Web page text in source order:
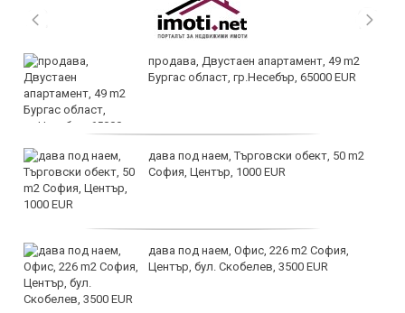
продава, Двустаен апартамент, 49 m2
Бургас област, гр.Несебър, 65000 EUR
дава под наем, Търговски обект, 50 m2
София, Център, 1000 EUR
дава под наем, Офис, 226 m2 София,
Център, бул. Скобелев, 3500 EUR